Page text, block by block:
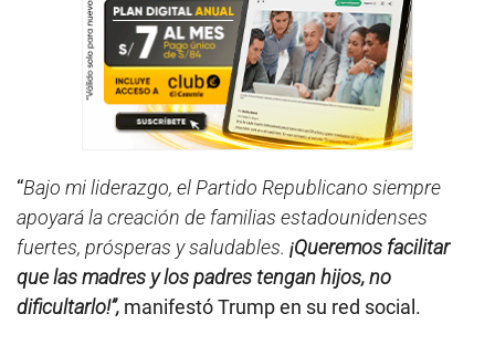
“Bajo mi liderazgo, el Partido Republicano siempre
apoyará la creación de familias estadounidenses
fuertes, prósperas y saludables. ¡Queremos facilitar
que las madres y los padres tengan hijos, no
dificultarlo!”, manifestó Trump en su red social.